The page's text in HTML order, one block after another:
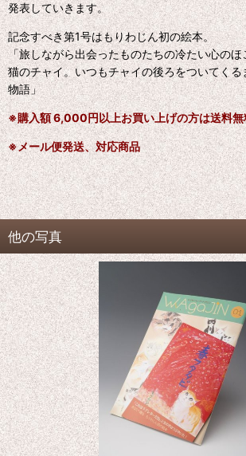
発表していきます。
記念すべき第1号はもりわじん初の絵本。
「旅しながら出会ったものたちの冷たい心の
猫のチャイ。いつもチャイの後ろをついてく
物語」
※購入額 6,000円以上お買い上げの方は送料無
※メール便発送、対応商品
他の写真